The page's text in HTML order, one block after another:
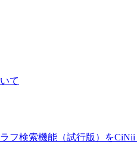
て
フ検索機能（試行版）を